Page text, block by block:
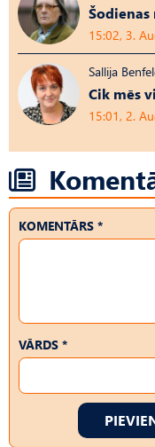
15:02, 3.
Sallija
Cik mēs
15:01, 2.
KOMENTĀRS *
VĀRDS *